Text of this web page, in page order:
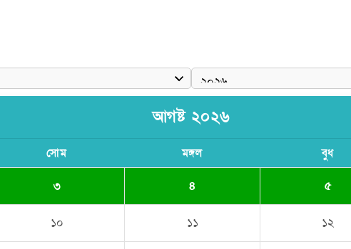
ওয়াজেদ জয়
আগষ্ট ২০২৬
সোম মঙ্গল বুধ
৩ ৪ ৫
১০ ১১ ১২